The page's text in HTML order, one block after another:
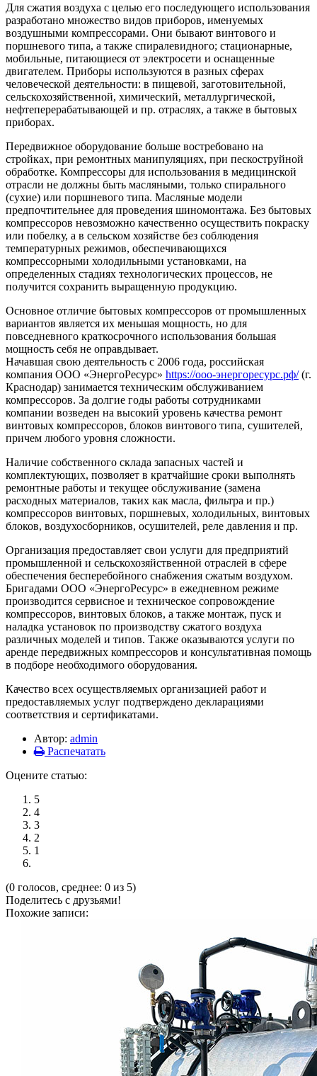
Для сжатия воздуха с целью его последующего использования
разработано множество видов приборов, именуемых
воздушными компрессорами. Они бывают винтового и
поршневого типа, а также спиралевидного; стационарные,
мобильные, питающиеся от электросети и оснащенные
двигателем. Приборы используются в разных сферах
человеческой деятельности: в пищевой, заготовительной,
сельскохозяйственной, химический, металлургической,
нефтеперерабатывающей и пр. отраслях, а также в бытовых
приборах.
Передвижное оборудование больше востребовано на
стройках, при ремонтных манипуляциях, при пескоструйной
обработке. Компрессоры для использования в медицинской
отрасли не должны быть масляными, только спирального
(сухие) или поршневого типа. Масляные модели
предпочтительнее для проведения шиномонтажа. Без бытовых
компрессоров невозможно качественно осуществить покраску
или побелку, а в сельском хозяйстве без соблюдения
температурных режимов, обеспечивающихся
компрессорными холодильными установками, на
определенных стадиях технологических процессов, не
получится сохранить выращенную продукцию.
Основное отличие бытовых компрессоров от промышленных
вариантов является их меньшая мощность, но для
повседневного краткосрочного использования большая
мощность себя не оправдывает.
Начавшая свою деятельность с 2006 года, российская
компания ООО «ЭнергоРесурс» https://ооо-энергоресурс.рф/(г.
Краснодар) занимается техническим обслуживанием
компрессоров. За долгие годы работы сотрудниками
компании возведен на высокий уровень качества ремонт
винтовых компрессоров, блоков винтового типа, сушителей,
причем любого уровня сложности.
Наличие собственного склада запасных частей и
комплектующих, позволяет в кратчайшие сроки выполнять
ремонтные работы и текущее обслуживание (замена
расходных материалов, таких как масла, фильтра и пр.)
компрессоров винтовых, поршневых, холодильных, винтовых
блоков, воздухосборников, осушителей, реле давления и пр.
Организация предоставляет свои услуги для предприятий
промышленной и сельскохозяйственной отраслей в сфере
обеспечения бесперебойного снабжения сжатым воздухом.
Бригадами ООО «ЭнергоРесурс» в ежедневном режиме
производится сервисное и техническое сопровождение
компрессоров, винтовых блоков, а также монтаж, пуск и
наладка установок по производству сжатого воздуха
различных моделей и типов. Также оказываются услуги по
аренде передвижных компрессоров и консультативная помощь
в подборе необходимого оборудования.
Качество всех осуществляемых организацией работ и
предоставляемых услуг подтверждено декларациями
соответствия и сертификатами.
Автор: admin
Распечатать
Оцените статью:
5
4
3
2
1
(0 голосов, среднее: 0 из 5)
Поделитесь с друзьями!
Похожие записи: